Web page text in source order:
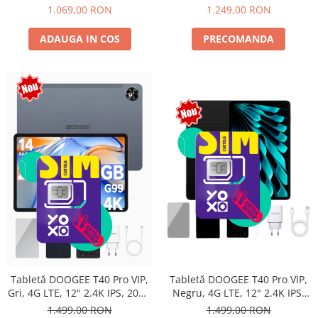
Android 15, Unisoc T615,
Stylus, Face Unlock, Dual SIM
1.069,00 RON
ADAUGA IN COS
10800mAh, 33W, Android 14,
1.249,00 RON
PRECOMANDA
Tabletă DOOGEE T40 Pro VIP,
Gri, 4G LTE, 12" 2.4K IPS, 20GB
RAM (8GB + 12GB extensibili),
1.499,00 RON
Tabletă DOOGEE T40 Pro VIP,
Negru, 4G LTE, 12" 2.4K IPS,
20GB RAM (8GB + 12GB
1.499,00 RON